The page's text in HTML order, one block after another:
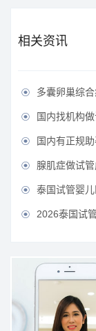
相关资讯
 多囊卵巢综合
 国内找机构
 国内有正规
 腺肌症做试管
 泰国试管婴
 2026泰国试